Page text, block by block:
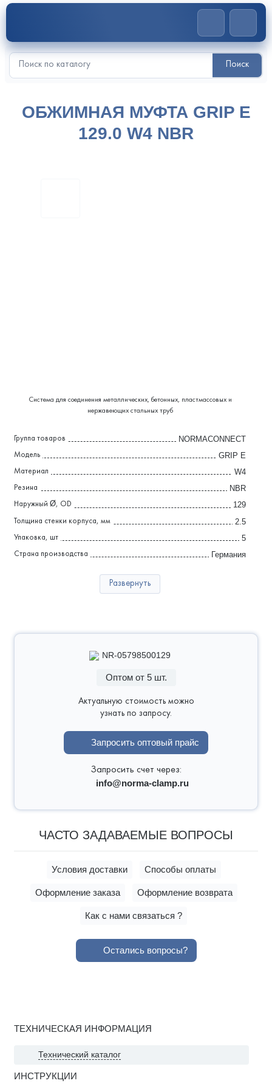
Поиск
ОБЖИМНАЯ МУФТА GRIP E
129.0 W4 NBR
Система для соединения металлических, бетонных, пластмассовых и
нержавеющих стальных труб
Группа товаров NORMACONNECT
Модель GRIP E
Материал W4
Резина NBR
Наружный Ø, OD 129
Толщина стенки корпуса, мм 2.5
Упаковка, шт 5
Страна производства Германия
Развернуть
NR-05798500129
Оптом от 5 шт.
Актуальную стоимость можно
узнать по запросу.
Запросить оптовый прайс
Запросить счет через:
info@norma-clamp.ru
ЧАСТО ЗАДАВАЕМЫЕ ВОПРОСЫ
Условия доставки Способы оплаты
Оформление заказа Оформление возврата
Как с нами связаться ?
Остались вопросы?
ТЕХНИЧЕСКАЯ ИНФОРМАЦИЯ
Технический каталог
ИНСТРУКЦИИ